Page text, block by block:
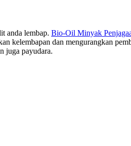
anda lembap. Bio-Oil Minyak
kelembapan dan mengurangkan
juga payudara.